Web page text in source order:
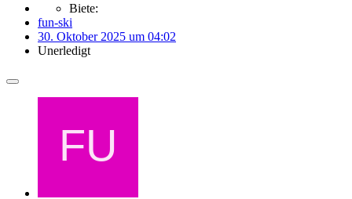
Biete:
fun-ski
30. Oktober 2025 um 04:02
Unerledigt